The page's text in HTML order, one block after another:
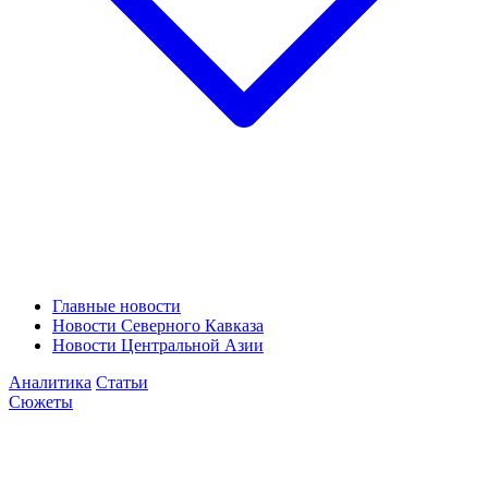
Главные новости
Новости Северного Кавказа
Новости Центральной Азии
Аналитика Статьи
Сюжеты